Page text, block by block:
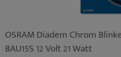
OSRAM Diadem Chrom
BAU15S 12 Volt 21 Watt